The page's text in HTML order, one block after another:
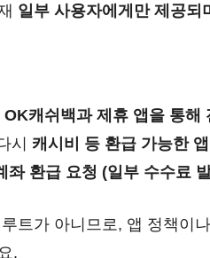
일부 사용자에게만 제공되
OK캐쉬백과 제휴 앱을 통해
시 캐시비 등 환급 가능한
좌 환급 요청 (일부 수수료
트가 아니므로, 앱 정책이
.